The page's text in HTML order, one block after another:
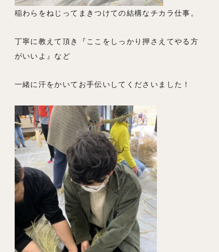
稲わらをねじってまきつけての結構なチカラ仕事。
丁寧に教えて頂き『ここをしっかり押さえてやる方
がいいよ』など
一緒に汗をかいてお手伝いしてくださいました！